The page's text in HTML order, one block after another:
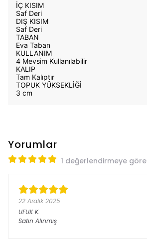
İÇ KISIM
Saf Deri
DIŞ KISIM
Saf Deri
TABAN
Eva Taban
KULLANIM
4 Mevsim Kullanılabilir
KALIP
Tam Kalıptır
TOPUK YÜKSEKLİĞİ
3 cm
Yorumlar
1 değerlendirmeye göre
22 Aralık 2025
UFUK K.
Satın Alınmış